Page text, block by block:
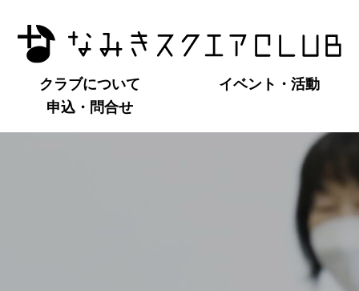
クラブについて
イベント・活動
申込・問合せ